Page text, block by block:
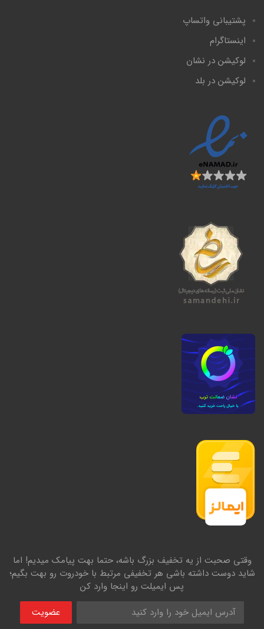
پشتیبانی واتساپ
اینستاگرام
لوکیشن در نشان
لوکیشن در بلد
وقتی صحبت از یه تخفیف بزرگ باشه، حتما بهت پیامک میدیم! اما
شاید دوست داشته باشی هر تخفیفی مرتبط با خودروت رو بهت بگیم؛
پس ایمیلت رو اینجا وارد کن
عضویت